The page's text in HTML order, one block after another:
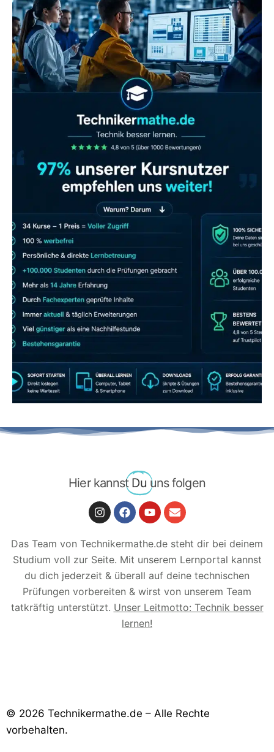
LERNEN
Hier kannst Du uns folgen
Das Team von Technikermathe.de steht dir bei deinem
Studium voll zur Seite. Mit unserem Lernportal kannst
du dich jederzeit & überall auf deine technischen
Prüfungen vorbereiten & wirst von unserem Team
tatkräftig unterstützt. Unser Leitmotto: Technik besser
lernen!
© 2026 Technikermathe.de – Alle Rechte
vorbehalten.